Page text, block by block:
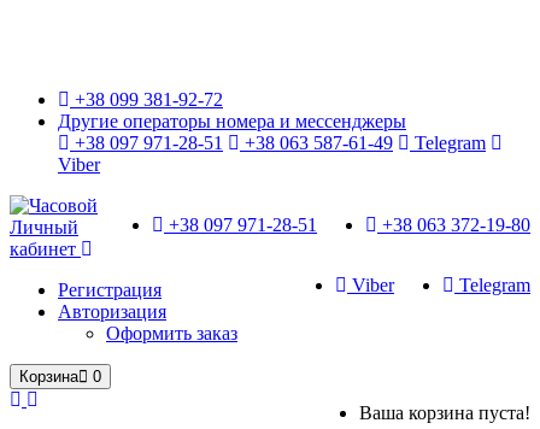
+38 099 381-92-72
Другие операторы номера и мессенджеры
+38 097 971-28-51
+38 063 587-61-49
Telegram
Viber
+38 063 372-19-80
+38 097 971-28-51
Telegram
Viber
Личный
кабинет
Регистрация
Авторизация
Оформить заказ
Корзина 0
Ваша корзина пуста!